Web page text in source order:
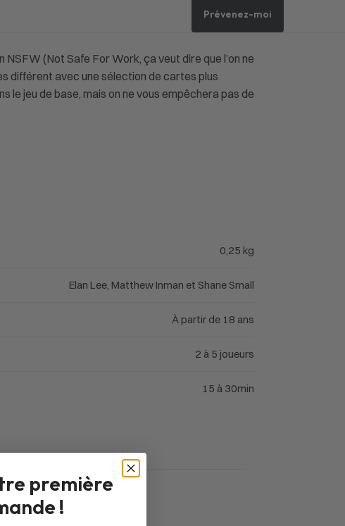
Prévenez-moi
(Not Safe For Work, ça veut dire que l’on ne
différent avec une sélection de cartes plus
le jeu de base, mais on ne vous empêchera pas de
0,25 kg
Elan Lee, Matthew Inman et Shane Small
À partir de 18 ans
2 à 5 joueurs
15 à 30min
première
!